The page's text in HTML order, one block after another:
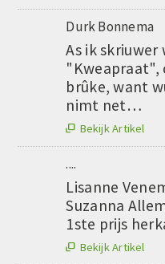
Durk Bonnema
As ik skriuwer
"Kweapraat",
brûke, want
nimt net…
 Bekijk Artikel
....
Lisanne
Suzanna
1ste prijs
 Bekijk Artikel